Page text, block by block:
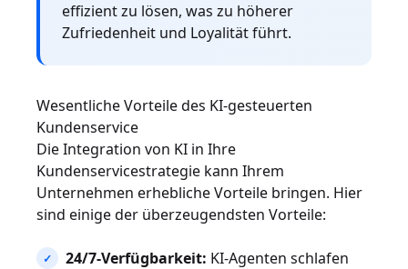
effizient zu lösen, was zu höherer
Zufriedenheit und Loyalität führt.
Wesentliche Vorteile des KI-gesteuerten
Kundenservice
Die Integration von KI in Ihre
Kundenservicestrategie kann Ihrem
Unternehmen erhebliche Vorteile bringen. Hier
sind einige der überzeugendsten Vorteile:
24/7-Verfügbarkeit: KI-Agenten schlafen